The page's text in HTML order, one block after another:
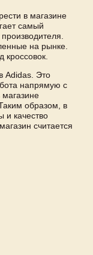
в магазине
самый
на рынке.
Adidas. Это
напрямую с
образом, в
и качество
считается